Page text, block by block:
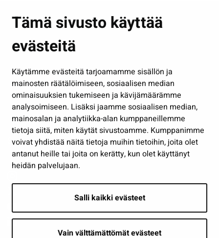
Tämä sivusto käyttää
evästeitä
Käytämme evästeitä tarjoamamme sisällön ja
mainosten räätälöimiseen, sosiaalisen median
ominaisuuksien tukemiseen ja kävijämäärämme
analysoimiseen. Lisäksi jaamme sosiaalisen median,
mainosalan ja analytiikka-alan kumppaneillemme
tietoja siitä, miten käytät sivustoamme. Kumppanimme
voivat yhdistää näitä tietoja muihin tietoihin, joita olet
antanut heille tai joita on kerätty, kun olet käyttänyt
heidän palvelujaan.
Salli kaikki evästeet
Vain välttämättömät evästeet
Kasvatus ja opetus
Kulttuuri ja liikunta
Työ ja yrittäminen
Osallistu ja asioi
Näytä omat evästeasetukseni
Seuraa meitä